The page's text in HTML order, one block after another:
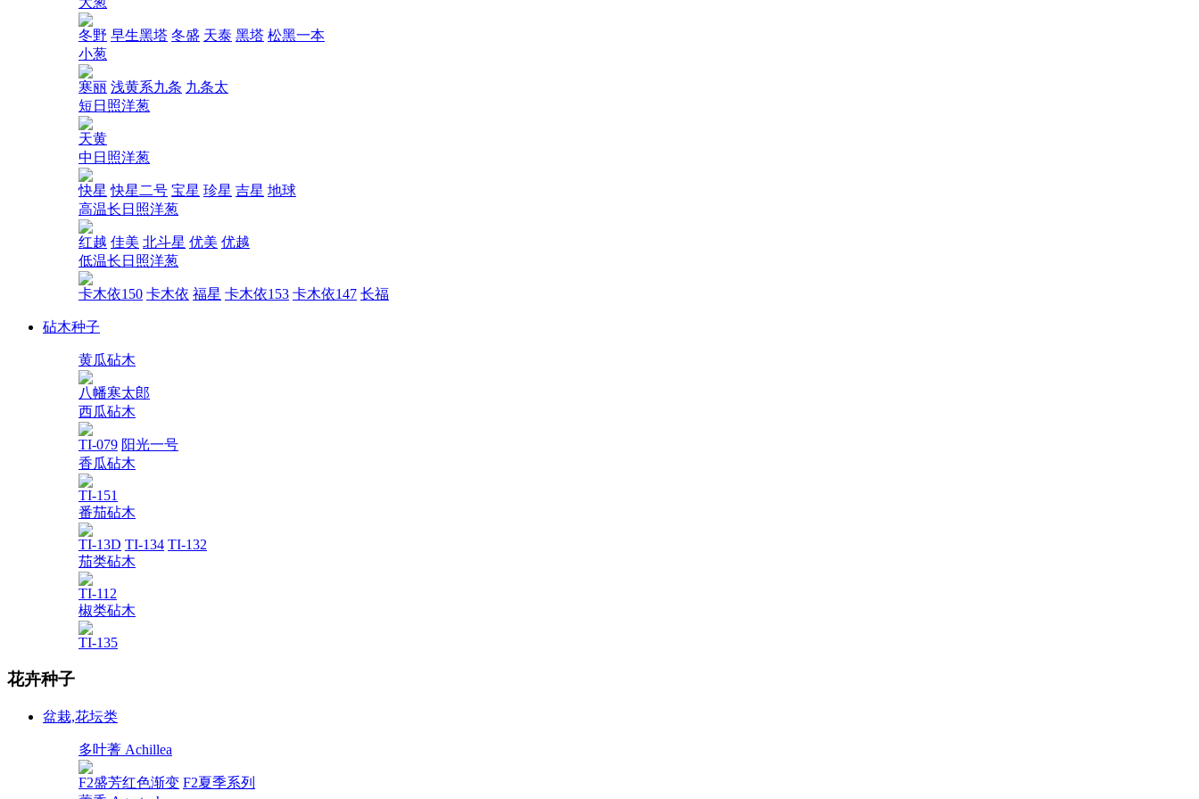
冬野 早生黑塔 冬盛 天泰 黑塔 松黑一本
小葱
寒丽 浅黄系九条 九条太
短日照洋葱
天黄
中日照洋葱
快星 快星二号 宝星 珍星 吉星 地球
高温长日照洋葱
红越 佳美 北斗星 优美 优越
低温长日照洋葱
卡木依150 卡木依 福星 卡木依153 卡木依147 长福
砧木种子
黄瓜砧木
八幡寒太郎
西瓜砧木
TI-079 阳光一号
香瓜砧木
TI-151
番茄砧木
TI-13D TI-134 TI-132
茄类砧木
TI-112
椒类砧木
TI-135
花卉种子
盆栽,花坛类
多叶蓍 Achillea
F2盛芳红色渐变 F2夏季系列